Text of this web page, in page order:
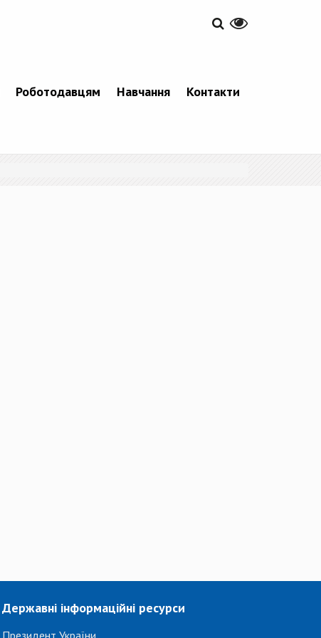
Роботодавцям Навчання Контакти
Державні інформаційні ресурси
Президент України